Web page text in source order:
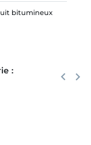
bitumineux
: keyboard_arrow_left keyboard_arrow_right